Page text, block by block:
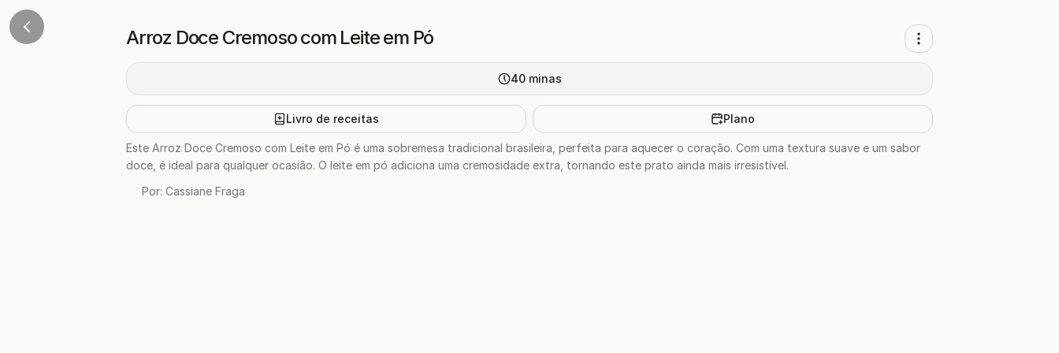
Arroz Doce Cremoso com Leite em Pó
40 minas
Livro de receitas Plano
Este Arroz Doce Cremoso com Leite em Pó é uma sobremesa tradicional brasileira, perfeita para aquecer o coração. Com uma textura suave e um sabor
doce, é ideal para qualquer ocasião. O leite em pó adiciona uma cremosidade extra, tornando este prato ainda mais irresistível.
Por: Cassiane Fraga